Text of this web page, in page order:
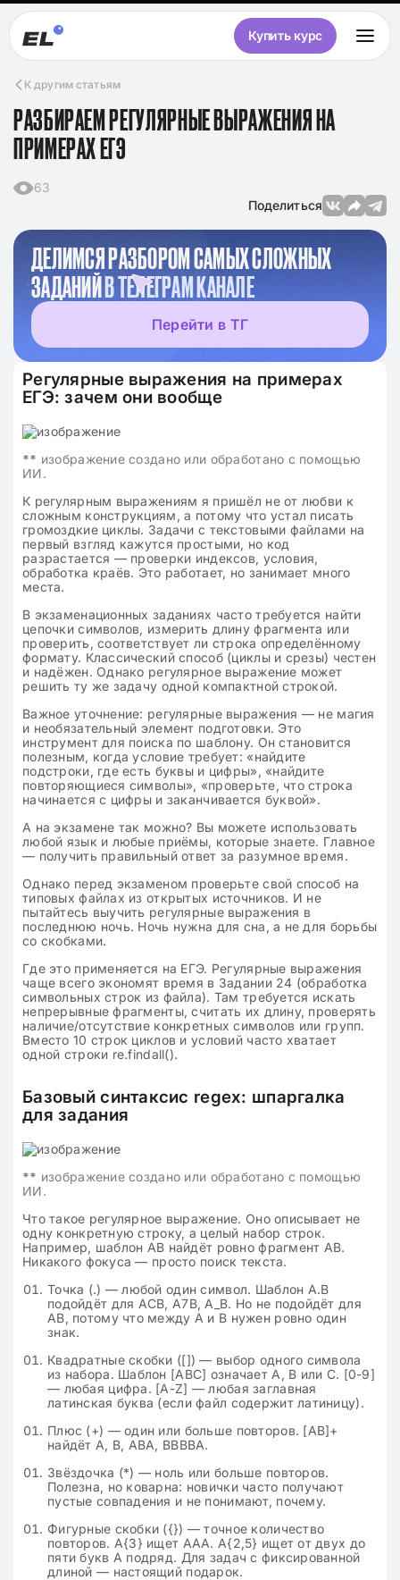
Купить курс
К другим статьям
РАЗБИРАЕМ РЕГУЛЯРНЫЕ ВЫРАЖЕНИЯ НА
ПРИМЕРАХ ЕГЭ
63
Поделиться
ДЕЛИМСЯ РАЗБОРОМ САМЫХ СЛОЖНЫХ
ЗАДАНИЙВ ТЕЛЕГРАМ КАНАЛЕ
Перейти в ТГ
Регулярные выражения на примерах
ЕГЭ: зачем они вообще
** изображение создано или обработано с помощью
ИИ.
К регулярным выражениям я пришёл не от любви к
сложным конструкциям, а потому что устал писать
громоздкие циклы. Задачи с текстовыми файлами на
первый взгляд кажутся простыми, но код
разрастается — проверки индексов, условия,
обработка краёв. Это работает, но занимает много
места.
В экзаменационных заданиях часто требуется найти
цепочки символов, измерить длину фрагмента или
проверить, соответствует ли строка определённому
формату. Классический способ (циклы и срезы) честен
и надёжен. Однако регулярное выражение может
решить ту же задачу одной компактной строкой.
Важное уточнение: регулярные выражения — не магия
и необязательный элемент подготовки. Это
инструмент для поиска по шаблону. Он становится
полезным, когда условие требует: «найдите
подстроки, где есть буквы и цифры», «найдите
повторяющиеся символы», «проверьте, что строка
начинается с цифры и заканчивается буквой».
А на экзамене так можно? Вы можете использовать
любой язык и любые приёмы, которые знаете. Главное
— получить правильный ответ за разумное время.
Однако перед экзаменом проверьте свой способ на
типовых файлах из открытых источников. И не
пытайтесь выучить регулярные выражения в
последнюю ночь. Ночь нужна для сна, а не для борьбы
со скобками.
Где это применяется на ЕГЭ. Регулярные выражения
чаще всего экономят время в Задании 24 (обработка
символьных строк из файла). Там требуется искать
непрерывные фрагменты, считать их длину, проверять
наличие/отсутствие конкретных символов или групп.
Вместо 10 строк циклов и условий часто хватает
одной строки re.findall().
Базовый синтаксис regex: шпаргалка
для задания
** изображение создано или обработано с помощью
ИИ.
Что такое регулярное выражение. Оно описывает не
одну конкретную строку, а целый набор строк.
Например, шаблон AB найдёт ровно фрагмент AB.
Никакого фокуса — просто поиск текста.
Точка (.) — любой один символ. Шаблон A.B
подойдёт для ACB, A7B, A_B. Но не подойдёт для
AB, потому что между A и B нужен ровно один
знак.
Квадратные скобки ([]) — выбор одного символа
из набора. Шаблон [ABC] означает A, B или C. [0-9]
— любая цифра. [A-Z] — любая заглавная
латинская буква (если файл содержит латиницу).
Плюс (+) — один или больше повторов. [AB]+
найдёт A, B, ABA, BBBBA.
Звёздочка (*) — ноль или больше повторов.
Полезна, но коварна: новички часто получают
пустые совпадения и не понимают, почему.
Фигурные скобки ({}) — точное количество
повторов. A{3} ищет AAA. A{2,5} ищет от двух до
пяти букв A подряд. Для задач с фиксированной
длиной — настоящий подарок.